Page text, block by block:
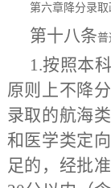
第六章降分录取
第十八条普
1.按照本
原则上不降
录取的航海
和医学类定
足的，经批